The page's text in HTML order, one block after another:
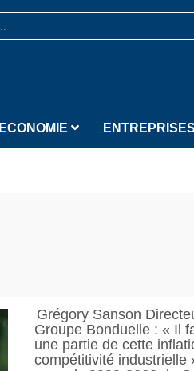
ECONOMIE ENTREPRISES
Grégory Sanson
Groupe Bonduelle : « Il
une partie de cette
compétitivité industrielle